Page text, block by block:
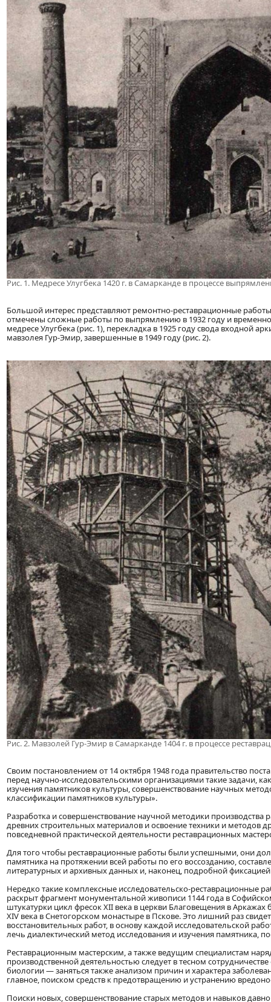
Рис. 1. Медресе Улугбека 1420 г. в Самарканде в процессе
Большой интерес представляют ремонтно-реставрационные
отмечены сложные работы по выпрямлению в 1932 году и
медресе Улугбека (рис. 1), перекладка в 1925 году свода входной
мавзолея Гур-Эмир, завершенные в 1949 году (рис. 2).
Рис. 2. Мавзолей Гур-Эмир в Самарканде 1404 г. в процессе
Своим постановлением от 14 октября 1948 года правительство
перед научно-исследовательскими организациями такие задачи,
изучения памятников культуры, совершенствование научных
классификации памятников культуры».
Разработка и совершенствование научной методики производства
древних строительных материалов и освоение техники и методов
повседневной практической деятельности реставрационных
Для того чтобы реставрационные работы были успешными, они
памятника на протяжении всей работы по его воссозданию,
литературных и архивных данных и, наконец, подробной фиксацией
Нередко такие комплексные исследовательско-реставрационные
раскрыт фрагмент монументальной живописи 1144 года в
штукатурки цикл фресок XII века в церкви Благовещения в
XIV века в Снетогорском монастыре в Пскове. Это лишний раз
восстановительных работ, в основу каждой исследовательской
лечь диалектический метод исследования и изучения памятника,
Реставрационным мастерским, а также ведущим специалистам
производственной деятельностью следует в тесном
биологии — заняться также анализом причин и характера
главное, поиском средств к предотвращению и устранению
Поиски новых, совершенствование старых методов и навыков